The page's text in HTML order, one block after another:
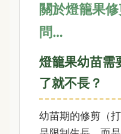
關於燈籠果
問…
燈籠果幼苗需
了就不長？
幼苗期的修剪（